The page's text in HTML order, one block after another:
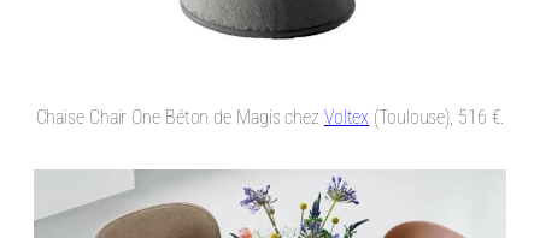
Chaise Chair One Béton de Magis chez Voltex (Toulouse), 516 €.